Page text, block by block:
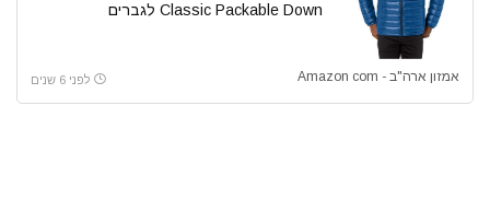
Classic Packable Down לגברים
אמזון ארה"ב - Amazon com לפני 6 שנים